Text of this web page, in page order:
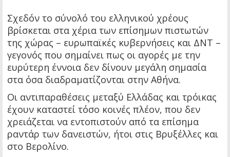
Σχεδόν το σύνολό του ελληνικού χρέους
βρίσκεται στα χέρια των επίσημων πιστωτών
της χώρας – ευρωπαϊκές κυβερνήσεις και ΔΝΤ –
γεγονός που σημαίνει πως οι αγορές με την
ευρύτερη έννοια δεν δίνουν μεγάλη σημασία
στα όσα διαδραματίζονται στην Αθήνα.
Οι αντιπαραθέσεις μεταξύ Ελλάδας και τρόικας
έχουν καταστεί τόσο κοινές πλέον, που δεν
χρειάζεται να εντοπιστούν από τα επίσημα
ραντάρ των δανειστών, ήτοι στις Βρυξέλλες και
στο Βερολίνο.